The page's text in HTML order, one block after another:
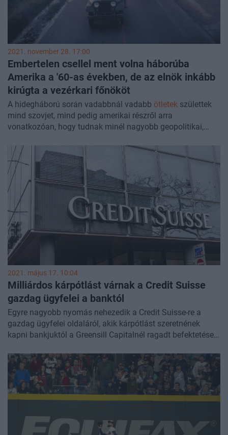
2021. november 28. 17:00
Embertelen csellel ment volna háborúba
Amerika a '60-as években, de az elnök inkább
kirúgta a vezérkari főnököt
A hidegháború során vadabbnál vadabb ötletek születtek
mind szovjet, mind pedig amerikai részről arra
vonatkozóan, hogy tudnak minél nagyobb geopolitikai,
nagyhatalmak. Amerikának különösen fájó seb volt, amikor
a hozzájuk földrajzilag és politikailag is igencsak közelálló
Kubában átvette a hatalmat Fidel Castro, aki gyorsan a
szovjet érdekszférába tolta az országot. A kudarcos
Disznó-öböli invázió után az amerikai katonai vezérkar azt
fontolgatta, hogy nyílt támadást indít Kuba ellen, ehhez
pedig annyira abszurd tervet dolgoztak ki, hogy Kennedy
elnök inkább menesztette az akkori vezérkari főnököt,
mintsem hogy megvalósítsa az öntámadással, hamis
zászlós hadművelet kivitelezésével járó hadműveletet.
2021. május 17. 10:04
Milliárdos kárpótlást várnak a Credit Suisse
gazdag ügyfelei a banktól
Egyre nagyobb nyomás nehezedik a Credit Suisse-re a
gazdag ügyfelei oldaláról, akik kárpótlást szeretnének
kapni bankjuktól a Greensill Capitalnél ragadt befektetéseik